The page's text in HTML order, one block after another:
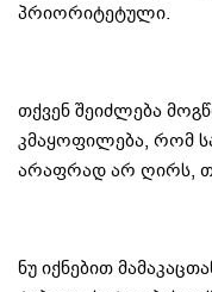
პრიორიტეტული.
თქვენ შეიძლება
კმაყოფილება, რომ
არაფრად არ ღირს,
ნუ იქნებით